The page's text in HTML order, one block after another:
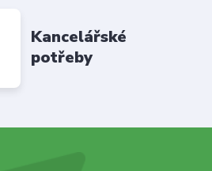
Kancelářské
potřeby